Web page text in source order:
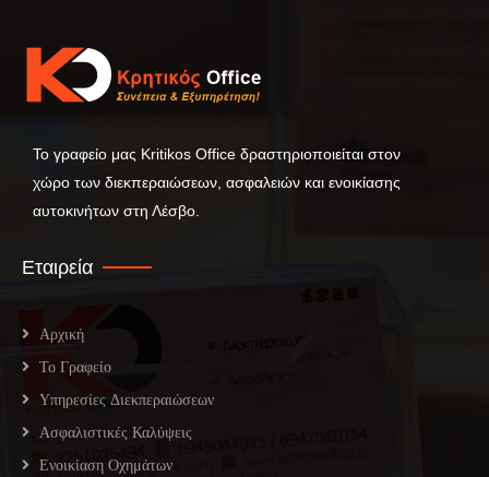
Το γραφείο μας Kritikos Office δραστηριοποιείται στον
χώρο των διεκπεραιώσεων, ασφαλειών και ενοικίασης
αυτοκινήτων στη Λέσβο.
Εταιρεία
Αρχική
Το Γραφείο
Υπηρεσίες Διεκπεραιώσεων
Ασφαλιστικές Καλύψεις
Ενοικίαση Οχημάτων